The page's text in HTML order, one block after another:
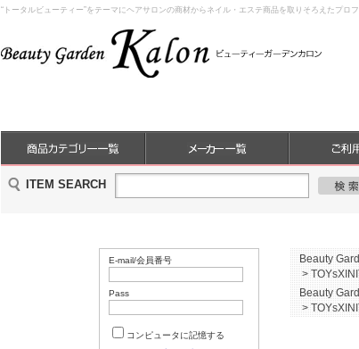
“トータルビューティー”をテーマにヘアサロンの商材からネイル・エステ商品を取りそろえたプロ
ITEM SEARCH
E-mail/会員番号
Pass
コンピュータに記憶する
Beauty
>
Beauty
>